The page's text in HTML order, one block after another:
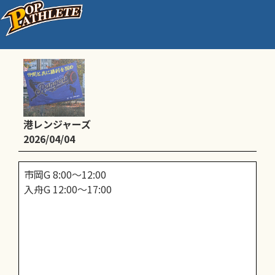
練習
港レンジャーズ
2026/04/04
市岡G 8:00〜12:00
入舟G 12:00〜17:00